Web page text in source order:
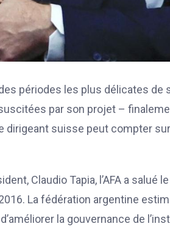
périodes les plus délicates de
par son projet –
dirigeant suisse peut compter
Claudio Tapia, l’AFA a salué
La fédération argentine
la gouvernance de